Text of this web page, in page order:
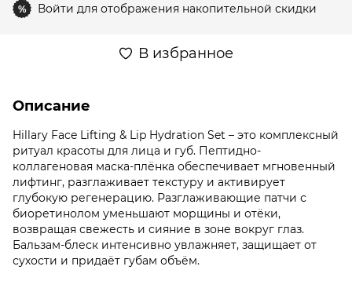
% Войти для отображения накопительной скидки
В избранное
Описание
Hillary Face Lifting & Lip Hydration Set – это комплексный
ритуал красоты для лица и губ. Пептидно-
коллагеновая маска-плёнка обеспечивает мгновенный
лифтинг, разглаживает текстуру и активирует
глубокую регенерацию. Разглаживающие патчи с
биоретинолом уменьшают морщины и отёки,
возвращая свежесть и сияние в зоне вокруг глаз.
Бальзам-блеск интенсивно увлажняет, защищает от
сухости и придаёт губам объём.